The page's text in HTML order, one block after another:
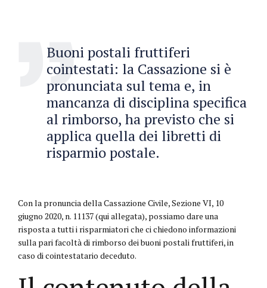
Buoni postali fruttiferi
cointestati: la Cassazione si è
pronunciata sul tema e, in
mancanza di disciplina specifica
al rimborso, ha previsto che si
applica quella dei libretti di
risparmio postale.
Con la pronuncia della Cassazione Civile, Sezione VI, 10
giugno 2020, n. 11137 (qui allegata), possiamo dare una
risposta a tutti i risparmiatori che ci chiedono informazioni
sulla pari facoltà di rimborso dei buoni postali fruttiferi, in
caso di cointestatario deceduto.